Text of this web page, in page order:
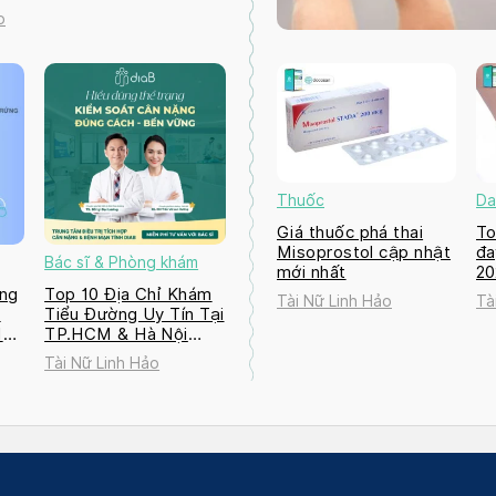
Bác sĩ & Phòng khám
Top 10 Địa Chỉ Khám
Tiểu Đường Uy Tín Tại
TP.HCM & Hà Nội
2026
Tài Nữ Linh Hảo
Thuốc
Giá thuốc phá thai
Misoprostol cập nhật
mới nhất
Tài Nữ Linh Hảo